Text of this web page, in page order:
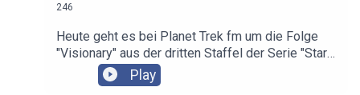
246
Heute geht es bei Planet Trek fm um die Folge
"Visionary" aus der dritten Staffel der Serie "Star
Trek: Deep Space Nine". Es diskutieren Claudia
Kern und Björn Sülter.
Play